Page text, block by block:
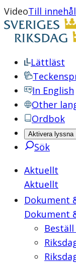
VideoTill
Lättläst
In English
Other
Ordbok
Aktivera lyssna
Sök
Aktuellt
Aktuellt
Dokument
Dokument